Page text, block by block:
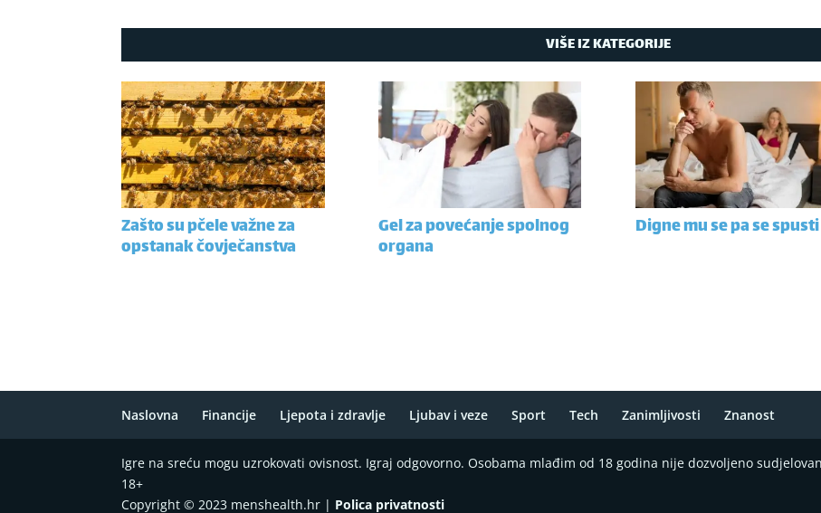
VIŠE IZ KATEGORIJE
Zašto su pčele važne za
opstanak čovječanstva
Gel za povećanje spolnog
organa
Digne mu se pa se spusti
Naslovna Financije Ljepota i zdravlje Ljubav i veze Sport Tech Zanimljivosti Znanost
Igre na sreću mogu uzrokovati ovisnost. Igraj odgovorno. Osobama mlađim od 18 godina nije dozvoljeno
18+
Copyright © 2023 menshealth.hr | Polica privatnosti